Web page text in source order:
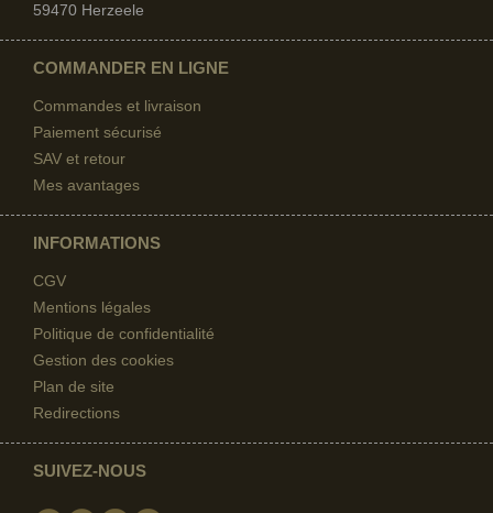
59470 Herzeele
COMMANDER EN LIGNE
Commandes et livraison
Paiement sécurisé
SAV et retour
Mes avantages
INFORMATIONS
CGV
Mentions légales
Politique de confidentialité
Gestion des cookies
Plan de site
Redirections
SUIVEZ-NOUS